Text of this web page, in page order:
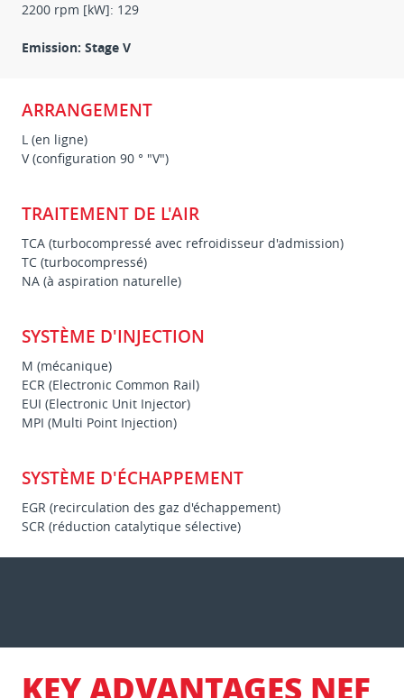
2200 rpm [kW]: 129
Emission: Stage V
ARRANGEMENT
L (en ligne)
V (configuration 90 ° "V")
TRAITEMENT DE L'AIR
TCA (turbocompressé avec refroidisseur d'admission)
TC (turbocompressé)
NA (à aspiration naturelle)
SYSTÈME D'INJECTION
M (mécanique)
ECR (Electronic Common Rail)
EUI (Electronic Unit Injector)
MPI (Multi Point Injection)
SYSTÈME D'ÉCHAPPEMENT
EGR (recirculation des gaz d'échappement)
SCR (réduction catalytique sélective)
KEY ADVANTAGES NEF